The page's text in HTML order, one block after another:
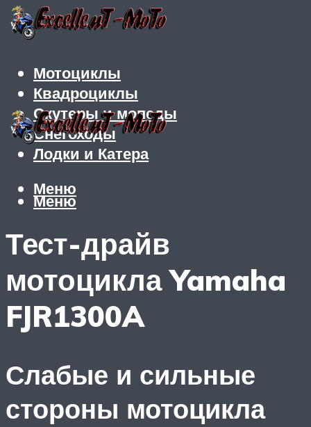
Мотоциклы
Квадроциклы
Скутеры и мопеды
Снегоходы
Лодки и Катера
Меню
Меню
Тест-драйв
мотоцикла Yamaha
FJR1300A
Слабые и сильные
стороны мотоцикла